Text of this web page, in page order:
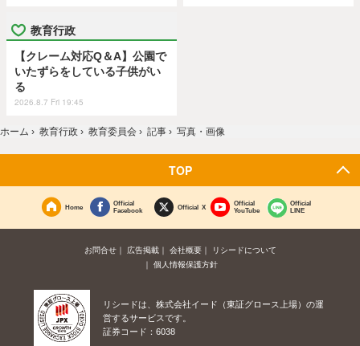
教育行政
【クレーム対応Q＆A】公園で
いたずらをしている子供がい
る
2026.8.7 Fri 19:45
ホーム › 教育行政 › 教育委員会 › 記事 › 写真・画像
TOP
Home
Official
Facebook
Official X
Official
YouTube
Official
LINE
お問合せ 広告掲載 会社概要
リシードについて
個人情報保護方針
リシードは、株式会社イード（東証グロース上場）の運
営するサービスです。
証券コード：6038